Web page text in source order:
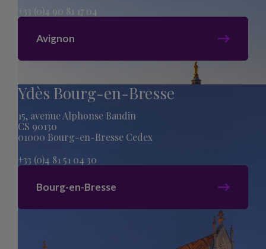
+33 (0)4 90 81 17 04
Avignon
Ydès Bourg-en-Bresse
15, avenue Alphonse Baudin
CS 90130
01000 Bourg-en-Bresse Cedex
+33 (0)4 81 51 04 30
Bourg-en-Bresse